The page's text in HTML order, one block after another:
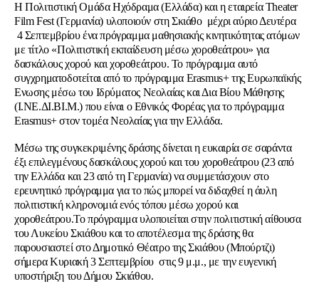
Η Πολιτιστική Ομάδα Ηχόδραμα (Ελλάδα) και η εταιρεία Theater
Film Fest (Γερμανία) υλοποιούν στη Σκιάθο μέχρι αύριο Δευτέρα
4 Σεπτεμβρίου ένα πρόγραμμα μαθησιακής κινητικότητας ατόμων
με τίτλο «Πολιτιστική εκπαίδευση μέσω χοροθεάτρου» για
δασκάλους χορού και χοροθεάτρου. Το πρόγραμμα αυτό
συγχρηματοδοτείται από το πρόγραμμα Erasmus+ της Ευρωπαϊκής
Ενωσης μέσω του Ιδρύματος Νεολαίας και Δια Βίου Μάθησης
(Ι.ΝΕ.ΔΙ.ΒΙ.Μ.) που είναι ο Εθνικός Φορέας για το πρόγραμμα
Erasmus+ στον τομέα Νεολαίας για την Ελλάδα.
Μέσω της συγκεκριμένης δράσης δίνεται η ευκαιρία σε σαράντα
έξι επιλεγμένους δασκάλους χορού και του χοροθεάτρου (23 από
την Ελλάδα και 23 από τη Γερμανία) να συμμετάσχουν στο
ερευνητικό πρόγραμμα για το πώς μπορεί να διδαχθεί η άυλη
πολιτιστική κληρονομιά ενός τόπου μέσω χορού και
χοροθεάτρου.Το πρόγραμμα υλοποιείται στην πολιτιστική αίθουσα
του Λυκείου Σκιάθου και το αποτέλεσμα της δράσης θα
παρουσιαστεί στο Δημοτικό Θέατρο της Σκιάθου (Μπούρτζι)
σήμερα Κυριακή 3 Σεπτεμβρίου στις 9 μ.μ., με την ευγενική
υποστήριξη του Δήμου Σκιάθου.